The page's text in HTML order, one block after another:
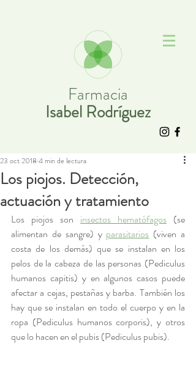
Farmacia
Isabel Rodríguez
Los piojos. Detección,
actuación y tratamiento
23 oct 2018 4 min de lectura
Los piojos son insectos hematófagos (se
alimentan de sangre) y parasitarios (viven a
costa de los demás) que se instalan en los
pelos de la cabeza de las personas (Pediculus
humanos capitis) y en algunos casos puede
afectar a cejas, pestañas y barba. También los
hay que se instalan en todo el cuerpo y en la
ropa (Pediculus humanos corporis), y otros
que lo hacen en el pubis (Pediculus pubis).